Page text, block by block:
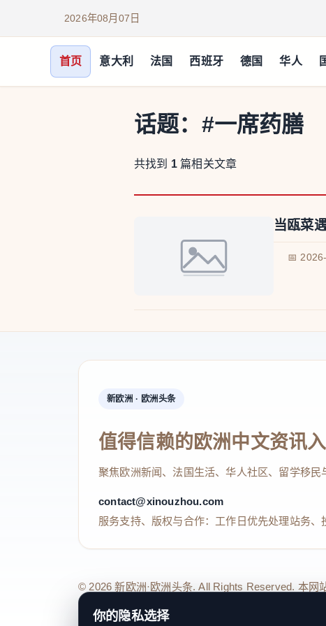
2026年08月07日
首页 意大利 法国 西班牙 德国 华人
话题： #一席药膳
共找到 1 篇相关文章
当瓯菜
📅
新欧洲 · 欧洲头条
值得信赖的欧洲中文资讯
聚焦欧洲新闻、法国生活、华人社区、留学移
contact@xinouzhou.com
服务支持、版权与合作：工作日优先处理站务、
© 2026 新欧洲·欧洲头条. All Rights Reserved. 本
关于我们法律声明编辑规范
你的隐私选择